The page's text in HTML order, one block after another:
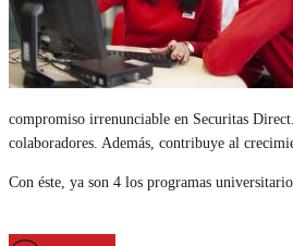
compromiso irrenunciable en Securitas
colaboradores. Además, contribuye al
Con éste, ya son 4 los programas